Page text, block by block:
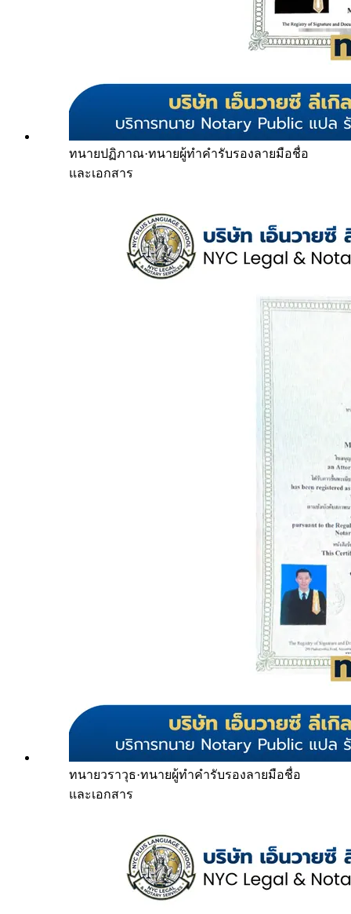
ทนายปฏิภาณ·ทนายผู้ทำคำรับรองลายมือชื่อ
และเอกสาร
ทนายวราวุธ·ทนายผู้ทำคำรับรองลายมือชื่อ
และเอกสาร